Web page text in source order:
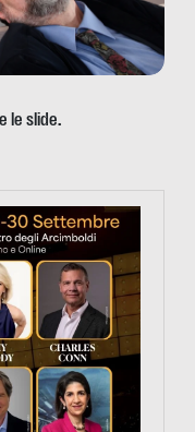
le slide.